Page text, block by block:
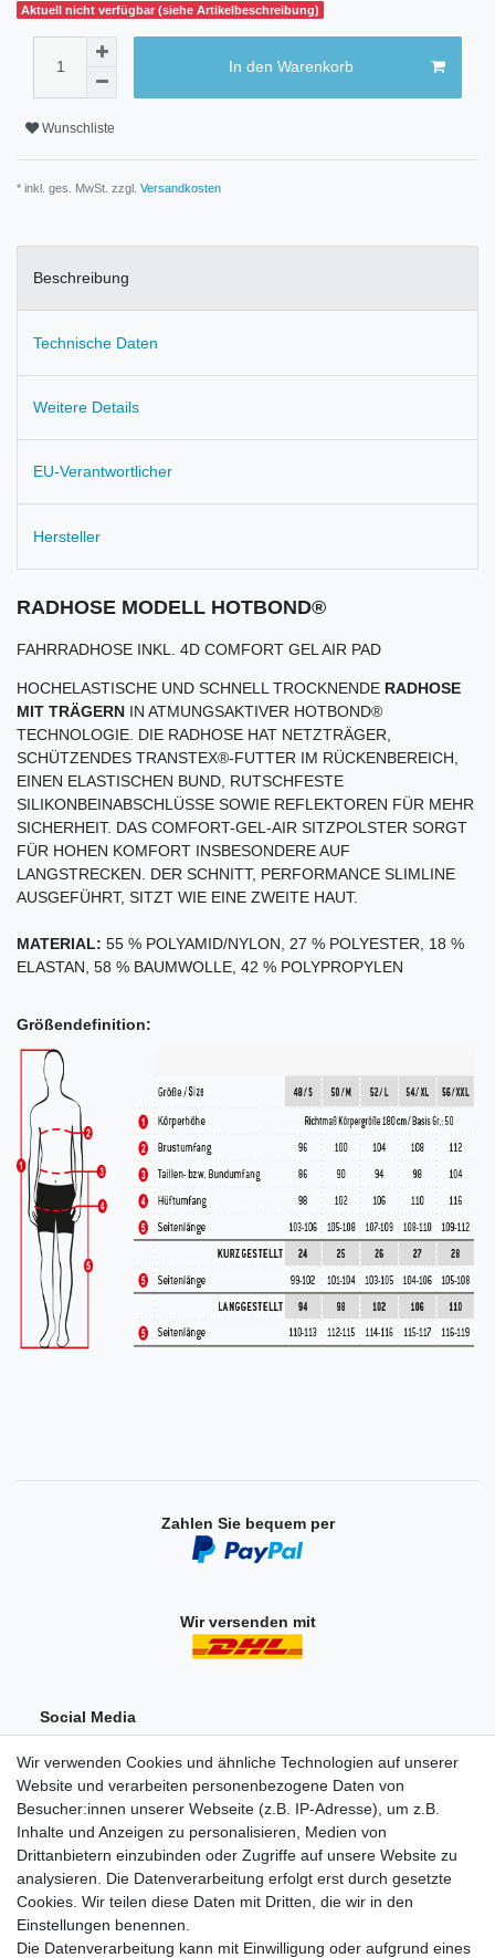
Aktuell nicht verfügbar (siehe Artikelbeschreibung)
In den Warenkorb
Wunschliste
* inkl. ges. MwSt. zzgl. Versandkosten
Beschreibung
Technische Daten
Weitere Details
EU-Verantwortlicher
Hersteller
RADHOSE MODELL HOTBOND®
FAHRRADHOSE INKL. 4D COMFORT GEL AIR PAD
HOCHELASTISCHE UND SCHNELL TROCKNENDE RADHOSE
MIT TRÄGERN IN ATMUNGSAKTIVER HOTBOND®
TECHNOLOGIE. DIE RADHOSE HAT NETZTRÄGER,
SCHÜTZENDES TRANSTEX®-FUTTER IM RÜCKENBEREICH,
EINEN ELASTISCHEN BUND, RUTSCHFESTE
SILIKONBEINABSCHLÜSSE SOWIE REFLEKTOREN FÜR MEHR
SICHERHEIT. DAS COMFORT-GEL-AIR SITZPOLSTER SORGT
FÜR HOHEN KOMFORT INSBESONDERE AUF
LANGSTRECKEN. DER SCHNITT, PERFORMANCE SLIMLINE
AUSGEFÜHRT, SITZT WIE EINE ZWEITE HAUT.
MATERIAL: 55 % POLYAMID/NYLON, 27 % POLYESTER, 18 %
ELASTAN, 58 % BAUMWOLLE, 42 % POLYPROPYLEN
Größendefinition:
Zahlen Sie bequem per
Wir versenden mit
Social Media
Einkaufen
Zahlungsarten
Versandarten & -kosten
Wir verwenden Cookies und ähnliche Technologien auf unserer
Website und verarbeiten personenbezogene Daten von
Besucher:innen unserer Webseite (z.B. IP-Adresse), um z.B.
Inhalte und Anzeigen zu personalisieren, Medien von
Drittanbietern einzubinden oder Zugriffe auf unsere Website zu
analysieren. Die Datenverarbeitung erfolgt erst durch gesetzte
Cookies. Wir teilen diese Daten mit Dritten, die wir in den
Einstellungen benennen.
Die Datenverarbeitung kann mit Einwilligung oder aufgrund eines